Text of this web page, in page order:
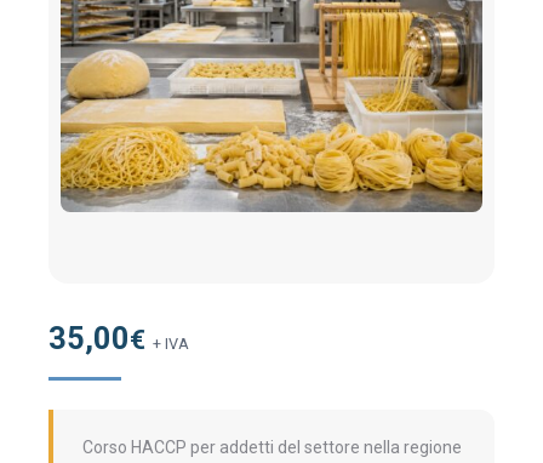
35,00€ + IVA
Corso HACCP per addetti del settore nella regione